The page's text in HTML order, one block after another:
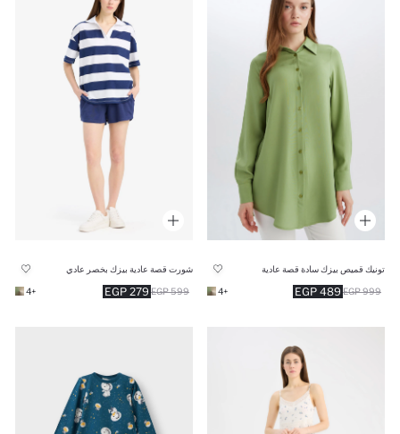
تونيك قميص بيزك سادة قصة عادية
489 EGP 999 EGP
+4
شورت قصة عادية بيزك بخصر عادي
279 EGP 599 EGP
+4